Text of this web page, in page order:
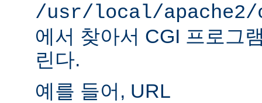
/usr/local/
에서 찾아서 CGI 프로그
린다.
예를 들어, URL